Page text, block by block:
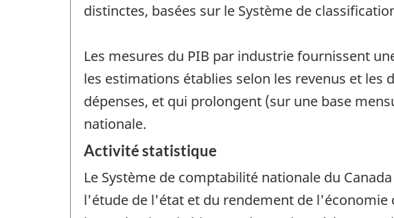
distinctes, basées sur le Système de
Les mesures du PIB par industrie fournissent
les estimations établies selon les revenus et les
dépenses, et qui prolongent (sur une base
nationale.
Activité statistique
Le Système de comptabilité nationale du
l'étude de l'état et du rendement de l'économie